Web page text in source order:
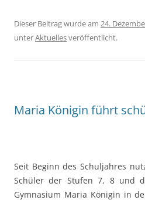
Dieser Beitrag wurde am 24.
unterAktuellesveröffentlicht.
Maria Königin führt
Seit Beginn des Schuljahres
Schüler der Stufen 7, 8 und
Gymnasium Maria Königin in